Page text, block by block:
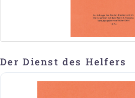
Der Dienst des Helfers